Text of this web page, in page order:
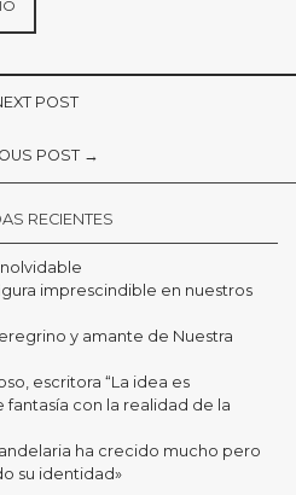
POST
POST →
RECIENTES
imprescindible en nuestros
y amante de Nuestra
escritora “La idea es
con la realidad de la
ha crecido mucho pero
su identidad»